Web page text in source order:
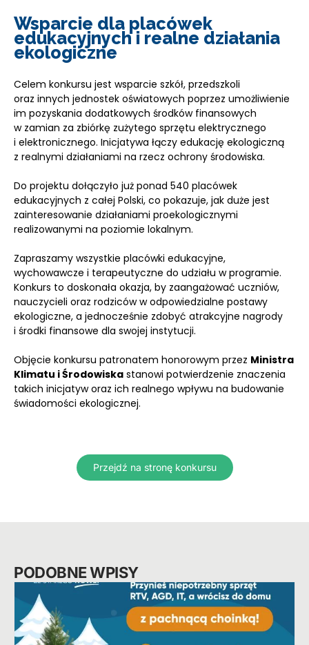
Wsparcie dla placówek
edukacyjnych i realne działania
ekologiczne
Celem konkursu jest wsparcie szkół, przedszkoli
oraz innych jednostek oświatowych poprzez umożliwienie
im pozyskania dodatkowych środków finansowych
w zamian za zbiórkę zużytego sprzętu elektrycznego
i elektronicznego. Inicjatywa łączy edukację ekologiczną
z realnymi działaniami na rzecz ochrony środowiska.
Do projektu dołączyło już ponad 540 placówek
edukacyjnych z całej Polski, co pokazuje, jak duże jest
zainteresowanie działaniami proekologicznymi
realizowanymi na poziomie lokalnym.
Zapraszamy wszystkie placówki edukacyjne,
wychowawcze i terapeutyczne do udziału w programie.
Konkurs to doskonała okazja, by zaangażować uczniów,
nauczycieli oraz rodziców w odpowiedzialne postawy
ekologiczne, a jednocześnie zdobyć atrakcyjne nagrody
i środki finansowe dla swojej instytucji.
Objęcie konkursu patronatem honorowym przez Ministra
Klimatu i Środowiska stanowi potwierdzenie znaczenia
takich inicjatyw oraz ich realnego wpływu na budowanie
świadomości ekologicznej.
Przejdź na stronę konkursu
PODOBNE WPISY